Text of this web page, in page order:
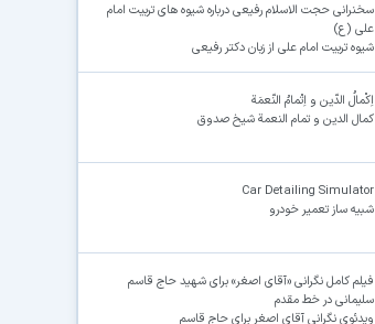
سخنرانی حجت الاسلام رفیعی درباره شیوه های تربیت امام
علی (ع)
شیوه تربیت امام علی از زبان دکتر رفیعی
اِکْمالُ الدّین و اِتْمامُ النّعمَة
کمال الدین و تمام النعمة شیخ صدوق
Car Detailing Simulator
شبیه ساز تعمیر خودرو
فیلم کامل نگرانی «آقای اصغر» برای شهید حاج قاسم
سلیمانی در خط مقدم
ویدئوی نگرانی آقای اصغر برای حاج قاسم